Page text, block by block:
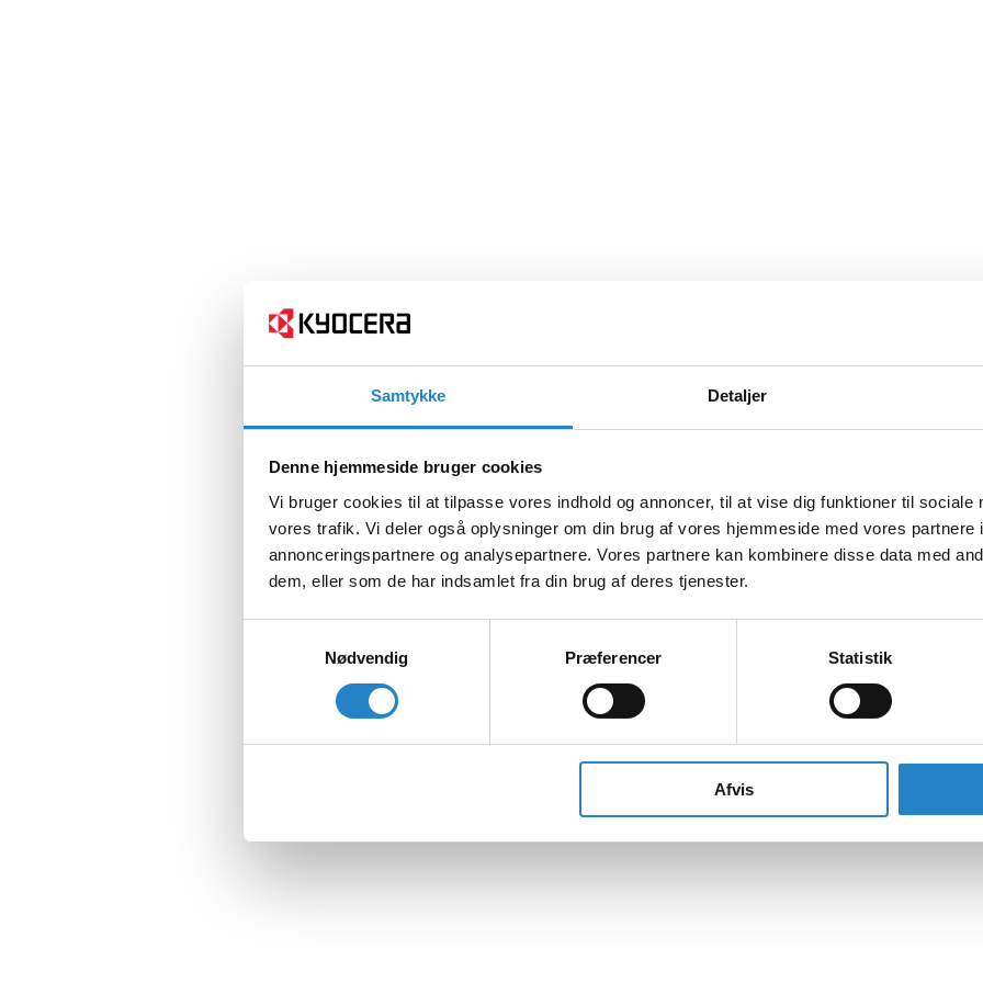
Samtykke Detaljer
Denne hjemmeside bruger cookies
Vi bruger cookies til at tilpasse vores indhold og annoncer, til at vise dig funktioner til sociale
vores trafik. Vi deler også oplysninger om din brug af vores hjemmeside med vores partnere
annonceringspartnere og analysepartnere. Vores partnere kan kombinere disse data med
dem, eller som de har indsamlet fra din brug af deres tjenester.
Nødvendig
Præferencer Statistik
Afvis